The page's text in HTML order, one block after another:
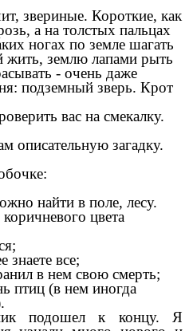
звериные. Короткие, как
а на толстых пальцах
ногах по земле шагать
жить, землю лапами рыть
- очень даже
подземный зверь. Крот
вас на смекалку.
описательную загадку.
найти в поле, лесу.
цвета
знаете все;
в нем свою смерть;
птиц (в нем иногда
подошел к концу. Я